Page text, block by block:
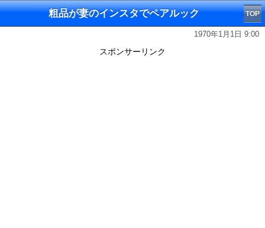
粗品が妻のインスタでペアルック TOP
1970年1月1日 9:00
スポンサーリンク